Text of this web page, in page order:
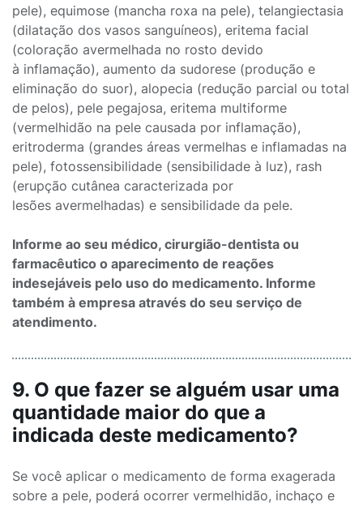
pele), equimose (mancha roxa na pele), telangiectasia
(dilatação dos vasos sanguíneos), eritema facial
(coloração avermelhada no rosto devido
à inflamação), aumento da sudorese (produção e
eliminação do suor), alopecia (redução parcial ou total
de pelos), pele pegajosa, eritema multiforme
(vermelhidão na pele causada por inflamação),
eritroderma (grandes áreas vermelhas e inflamadas na
pele), fotossensibilidade (sensibilidade à luz), rash
(erupção cutânea caracterizada por
lesões avermelhadas) e sensibilidade da pele.
Informe ao seu médico, cirurgião-dentista ou
farmacêutico o aparecimento de reações
indesejáveis pelo uso do medicamento. Informe
também à empresa através do seu serviço de
atendimento.
9. O que fazer se alguém usar uma
quantidade maior do que a
indicada deste medicamento?
Se você aplicar o medicamento de forma exagerada
sobre a pele, poderá ocorrer vermelhidão, inchaço e